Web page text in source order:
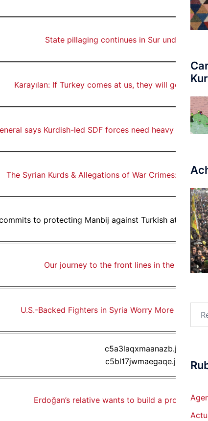
State pillaging continues in Sur under
Karayılan: If Turkey comes at us, they will get
says Kurdish-led SDF forces need heavy
The Syrian Kurds & Allegations of War Crimes: The
to protecting Manbij against Turkish attacks,
Our journey to the front lines in the fight
U.S.-Backed Fighters in Syria Worry More About
Erdoğan’s relative wants to build a pro-